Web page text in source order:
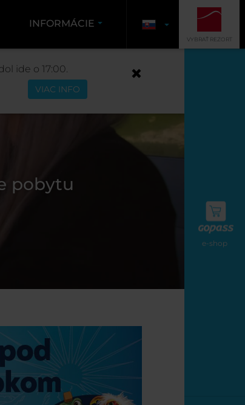
e-shop
INFORMÁCIE
VYBRAŤ REZORT
pobytu
ide o 17:00.
VIAC INFO